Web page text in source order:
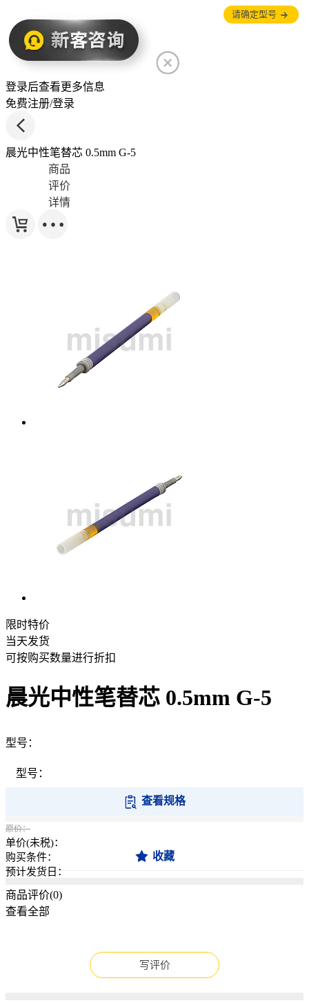
登录后查看更多信息
免费注册/登录
晨光中性笔替芯 0.5mm G-5
商品
评价
详情
限时特价
当天发货
可按购买数量进行折扣
晨光中性笔替芯 0.5mm G-5
型号：
重选
型号：
请确定型号
查看规格
收藏
原价：
单价(未税)：
购买条件：
预计发货日：
商品评价(0)
查看全部
写评价